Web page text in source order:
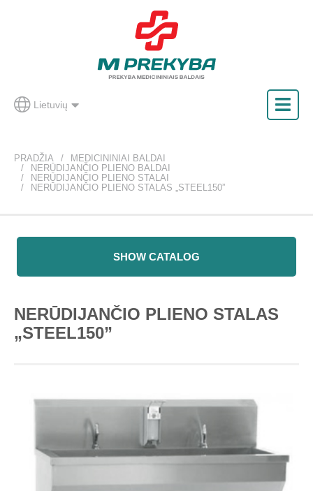
Lietuvių
PRADŽIA
MEDICININIAI BALDAI
NERŪDIJANČIO PLIENO BALDAI
NERŪDIJANČIO PLIENO STALAI
NERŪDIJANČIO PLIENO STALAS „STEEL150”
SHOW CATALOG
NERŪDIJANČIO PLIENO STALAS
„STEEL150”